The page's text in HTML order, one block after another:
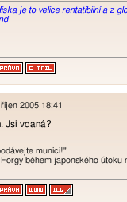
je to velice rentatibilní a z
2005 18:41
Jsi vdaná?
munici!"
Forgy během japonského útoku